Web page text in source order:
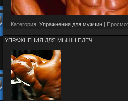
Категория:Упражнения для мужчин |
УПРАЖНЕНИЯ ДЛЯ МЫШЦ ПЛЕЧ